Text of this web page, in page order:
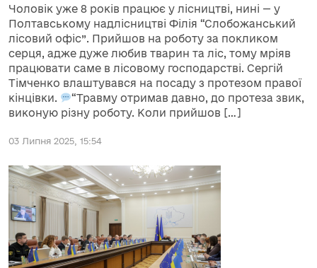
Чоловік уже 8 років працює у лісництві, нині — у
Полтавському надлісництві Філія “Слобожанський
лісовий офіс”. Прийшов на роботу за покликом
серця, адже дуже любив тварин та ліс, тому мріяв
працювати саме в лісовому господарстві. Сергій
Тімченко влаштувався на посаду з протезом правої
кінцівки.
“Травму отримав давно, до протеза звик,
виконую різну роботу. Коли прийшов […]
03 Липня 2025, 15:54